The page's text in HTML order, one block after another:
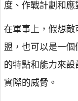
度、作戰計劃和應
在軍事上，假想
盟，也可以是一
的特點和能力來
實際的威脅。